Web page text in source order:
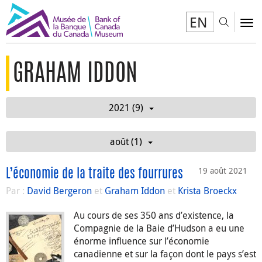
EN
GRAHAM IDDON
2021 (9)
août (1)
19 août 2021
L’économie de la traite des fourrures
Par : David Bergeron et Graham Iddon et Krista Broeckx
Au cours de ses 350 ans d’existence, la
Compagnie de la Baie d’Hudson a eu une
énorme influence sur l’économie
canadienne et sur la façon dont le pays s’est